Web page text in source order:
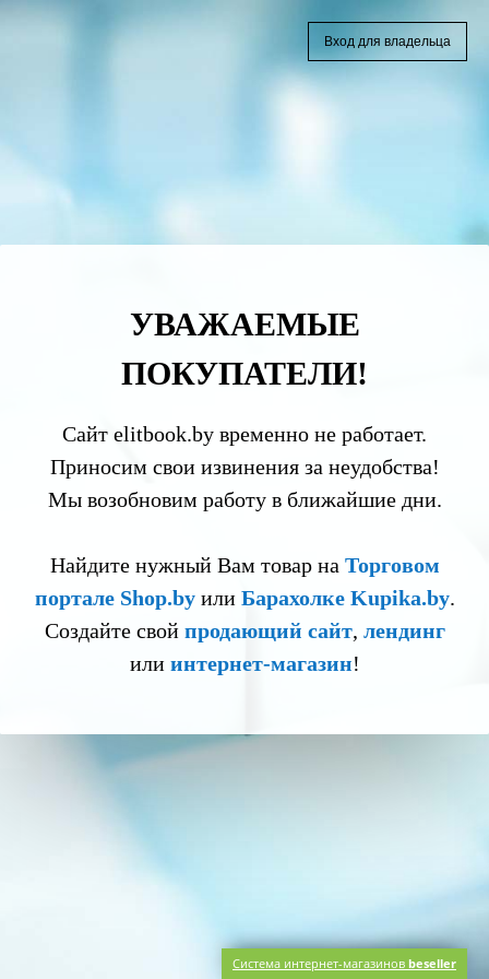
УВАЖАЕМЫЕ
ПОКУПАТЕЛИ!
Сайт elitbook.by временно не работает.
Приносим свои извинения за неудобства!
Мы возобновим работу в ближайшие дни.
Найдите нужный Вам товар на Торговом
портале Shop.byили Барахолке Kupika.by.
Создайте свой продающий сайт, лендинг
или интернет-магазин!
Вход для владельца
Система интернет-магазинов beseller